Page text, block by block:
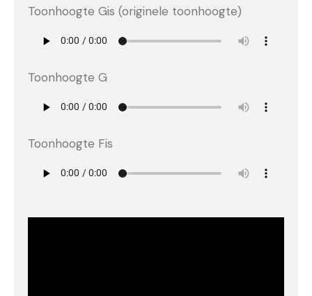
Toonhoogte Gis (originele toonhoogte)
Toonhoogte G
Toonhoogte Fis